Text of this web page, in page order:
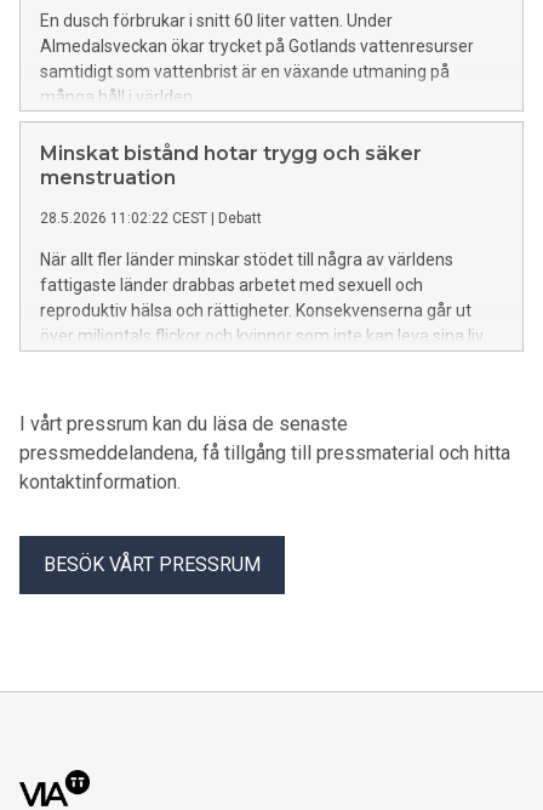
En dusch förbrukar i snitt 60 liter vatten. Under
Almedalsveckan ökar trycket på Gotlands vattenresurser
samtidigt som vattenbrist är en växande utmaning på
många håll i världen.
Minskat bistånd hotar trygg och säker
menstruation
28.5.2026 11:02:22 CEST Debatt
När allt fler länder minskar stödet till några av världens
fattigaste länder drabbas arbetet med sexuell och
reproduktiv hälsa och rättigheter. Konsekvenserna går ut
över miljontals flickor och kvinnor som inte kan leva sina liv
I vårt pressrum kan du läsa de senaste
pressmeddelandena, få tillgång till pressmaterial och hitta
kontaktinformation.
BESÖK VÅRT PRESSRUM